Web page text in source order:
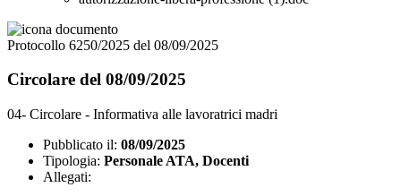
Protocollo 6250/2025 del 08/09/2025
Circolare del 08/09/2025
04- Circolare - Informativa alle lavoratrici madri
Pubblicato il: 08/09/2025
Tipologia: Personale ATA, Docenti
Allegati: